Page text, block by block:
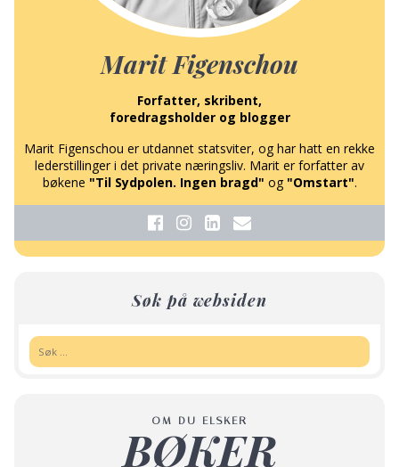
Marit Figenschou
Forfatter, skribent,
foredragsholder og blogger
Marit Figenschou er utdannet statsviter, og har hatt en rekke
lederstillinger i det private næringsliv. Marit er forfatter av
bøkene "Til Sydpolen. Ingen bragd" og "Omstart".
Søk på websiden
OM DU ELSKER
BØKER